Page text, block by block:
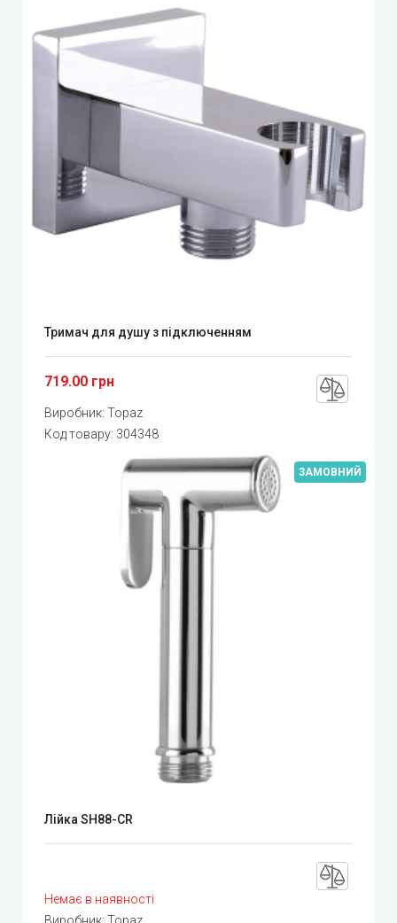
Тримач для душу з підключенням
719.00 грн
Виробник: Topaz
Код товару: 304348
ЗАМОВНИЙ
Лійка SH88-CR
Немає в наявності